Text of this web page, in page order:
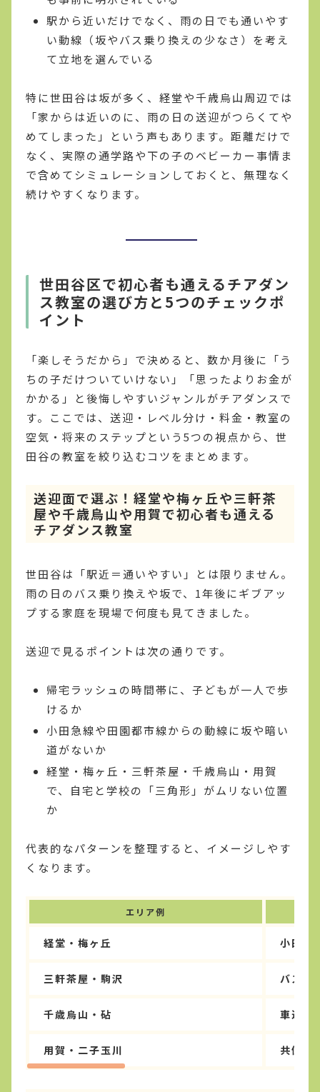
駅から近いだけでなく、雨の日でも通いやす
い動線（坂やバス乗り換えの少なさ）を考え
て立地を選んでいる
特に世田谷は坂が多く、経堂や千歳烏山周辺では
「家からは近いのに、雨の日の送迎がつらくてや
めてしまった」という声もあります。距離だけで
なく、実際の通学路や下の子のベビーカー事情ま
で含めてシミュレーションしておくと、無理なく
続けやすくなります。
世田谷区で初心者も通えるチアダン
ス教室の選び方と5つのチェックポ
イント
「楽しそうだから」で決めると、数か月後に「う
ちの子だけついていけない」「思ったよりお金が
かかる」と後悔しやすいジャンルがチアダンスで
す。ここでは、送迎・レベル分け・料金・教室の
空気・将来のステップという5つの視点から、世
田谷の教室を絞り込むコツをまとめます。
送迎面で選ぶ！経堂や梅ヶ丘や三軒茶
屋や千歳烏山や用賀で初心者も通える
チアダンス教室
世田谷は「駅近＝通いやすい」とは限りません。
雨の日のバス乗り換えや坂で、1年後にギブアッ
プする家庭を現場で何度も見てきました。
送迎で見るポイントは次の通りです。
帰宅ラッシュの時間帯に、子どもが一人で歩
けるか
小田急線や田園都市線からの動線に坂や暗い
道がないか
経堂・梅ヶ丘・三軒茶屋・千歳烏山・用賀
で、自宅と学校の「三角形」がムリない位置
か
代表的なパターンを整理すると、イメージしやす
くなります。
エリア例
経堂・梅ヶ丘 小田急
三軒茶屋・駒沢 バス利
千歳烏山・砧 車送迎
用賀・二子玉川 共働き